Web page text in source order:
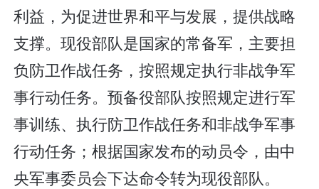
利益，为促进世界和平与发展，提供战略
支撑。现役部队是国家的常备军，主要担
负防卫作战任务，按照规定执行非战争军
事行动任务。预备役部队按照规定进行军
事训练、执行防卫作战任务和非战争军事
行动任务；根据国家发布的动员令，由中
央军事委员会下达命令转为现役部队。